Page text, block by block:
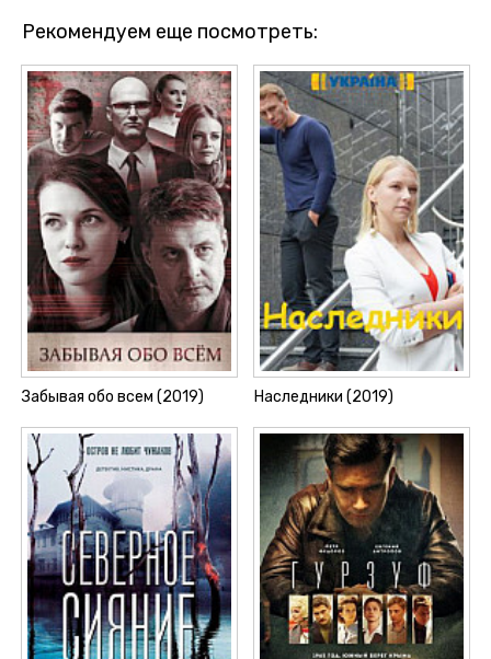
Рекомендуем еще посмотреть:
Забывая обо всем (2019) Наследники (2019)